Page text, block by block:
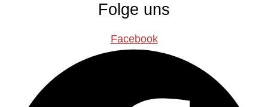
Folge uns
Facebook